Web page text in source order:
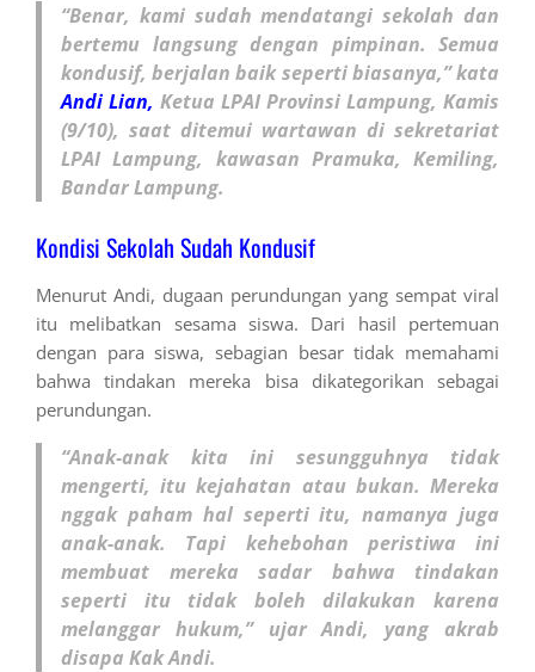
“Benar, kami sudah mendatangi sekolah dan
bertemu langsung dengan pimpinan. Semua
kondusif, berjalan baik seperti biasanya,” kata
Andi Lian, Ketua LPAI Provinsi Lampung, Kamis
(9/10), saat ditemui wartawan di sekretariat
LPAI Lampung, kawasan Pramuka, Kemiling,
Bandar Lampung.
Kondisi Sekolah Sudah Kondusif
Menurut Andi, dugaan perundungan yang sempat viral
itu melibatkan sesama siswa. Dari hasil pertemuan
dengan para siswa, sebagian besar tidak memahami
bahwa tindakan mereka bisa dikategorikan sebagai
perundungan.
“Anak-anak kita ini sesungguhnya tidak
mengerti, itu kejahatan atau bukan. Mereka
nggak paham hal seperti itu, namanya juga
anak-anak. Tapi kehebohan peristiwa ini
membuat mereka sadar bahwa tindakan
seperti itu tidak boleh dilakukan karena
melanggar hukum,” ujar Andi, yang akrab
disapa Kak Andi.